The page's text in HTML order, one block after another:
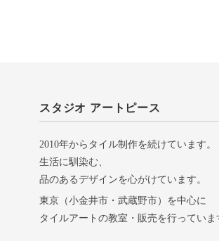
スタジオ アートピース
2010年からタイル制作を続けています。
生活に馴染む、
品のあるデザインを心がけています。
東京（小金井市・武蔵野市）を中心に
タイルアートの教室・販売を行っていま